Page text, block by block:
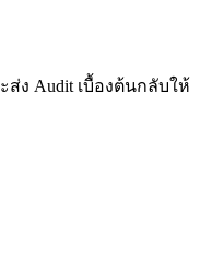
ง Audit เบื้องต้นกลับให้